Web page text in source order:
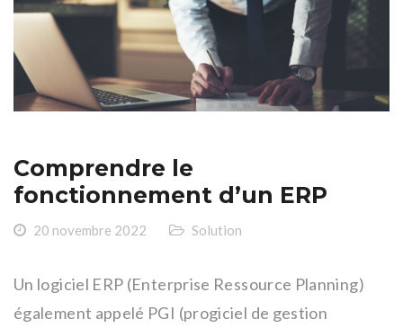
Comprendre le
fonctionnement d’un ERP
20 novembre 2022 Solution
Un logiciel ERP (Enterprise Ressource Planning)
également appelé PGI (progiciel de gestion